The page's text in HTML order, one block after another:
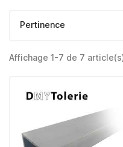
Pertinence
Affichage 1-7 de 7